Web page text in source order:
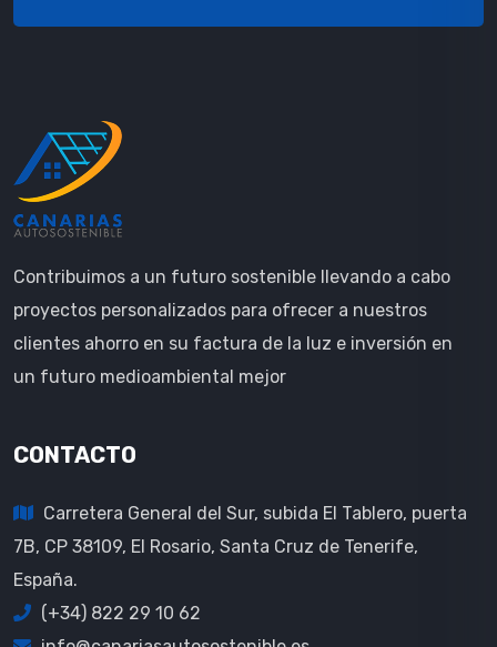
Contribuimos a un futuro sostenible llevando a cabo
proyectos personalizados para ofrecer a nuestros
clientes ahorro en su factura de la luz e inversión en
un futuro medioambiental mejor
CONTACTO
Carretera General del Sur, subida El Tablero, puerta
7B, CP 38109, El Rosario, Santa Cruz de Tenerife,
España.
(+34) 822 29 10 62